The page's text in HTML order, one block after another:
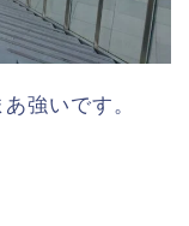
強いです。